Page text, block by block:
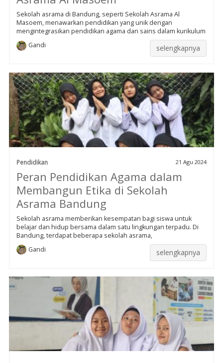
Sekolah asrama di Bandung, seperti Sekolah Asrama Al
Masoem, menawarkan pendidikan yang unik dengan
mengintegrasikan pendidikan agama dan sains dalam kurikulum
Gandi
selengkapnya
Pendidikan 21 Agu 2024
Peran Pendidikan Agama dalam
Membangun Etika di Sekolah
Asrama Bandung
Sekolah asrama memberikan kesempatan bagi siswa untuk
belajar dan hidup bersama dalam satu lingkungan terpadu. Di
Bandung, terdapat beberapa sekolah asrama,
Gandi
selengkapnya